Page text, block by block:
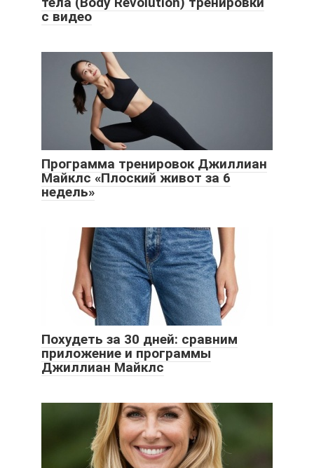
с видео
Программа тренировок Джиллиан
Майклс «Плоский живот за 6
недель»
Похудеть за 30 дней: сравним
приложение и программы
Джиллиан Майклс